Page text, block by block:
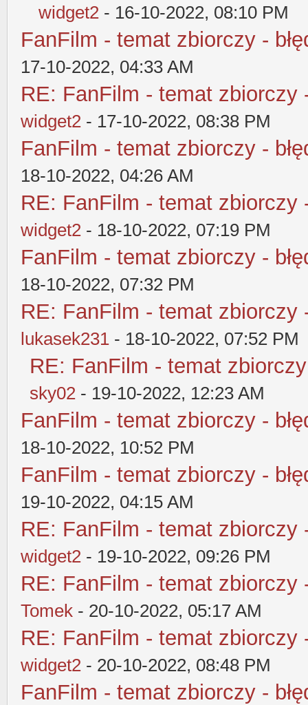
widget2 - 16-10-2022, 08:10 PM
FanFilm - temat zbiorczy -
17-10-2022, 04:33 AM
RE: FanFilm - temat zbiorczy
widget2 - 17-10-2022, 08:38 PM
FanFilm - temat zbiorczy -
18-10-2022, 04:26 AM
RE: FanFilm - temat zbiorczy
widget2 - 18-10-2022, 07:19 PM
FanFilm - temat zbiorczy -
18-10-2022, 07:32 PM
RE: FanFilm - temat zbiorczy
lukasek231 - 18-10-2022, 07:52 PM
RE: FanFilm - temat
sky02 - 19-10-2022, 12:23 AM
FanFilm - temat zbiorczy -
18-10-2022, 10:52 PM
FanFilm - temat zbiorczy -
19-10-2022, 04:15 AM
RE: FanFilm - temat zbiorczy
widget2 - 19-10-2022, 09:26 PM
RE: FanFilm - temat zbiorczy
Tomek - 20-10-2022, 05:17 AM
RE: FanFilm - temat zbiorczy
widget2 - 20-10-2022, 08:48 PM
FanFilm - temat zbiorczy -